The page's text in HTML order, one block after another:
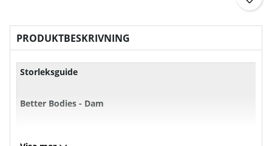
PRODUKTBESKRIVNING
Storleksguide
Better Bodies - Dam